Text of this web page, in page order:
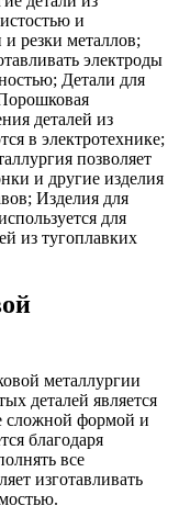
и
резки металлов;
электроды
Детали для
деталей из
в электротехнике;
позволяет
и другие изделия
Изделия для
для
из тугоплавких
металлургии
деталей является
сложной формой и
благодаря
все
изготавливать